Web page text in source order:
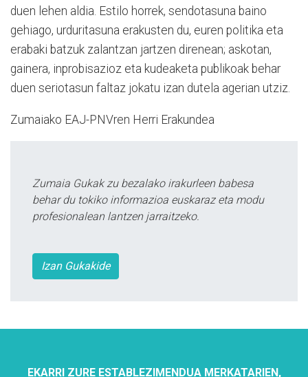
duen lehen aldia. Estilo horrek, sendotasuna baino
gehiago, urduritasuna erakusten du, euren politika eta
erabaki batzuk zalantzan jartzen direnean; askotan,
gainera, inprobisazioz eta kudeaketa publikoak behar
duen seriotasun faltaz jokatu izan dutela agerian utziz.
Zumaiako EAJ-PNVren Herri Erakundea
Zumaia Gukak zu bezalako irakurleen babesa
behar du tokiko informazioa euskaraz eta modu
profesionalean lantzen jarraitzeko.
Izan Gukakide
EKARRI ZURE ESTABLEZIMENDUA MERKATARIEN,